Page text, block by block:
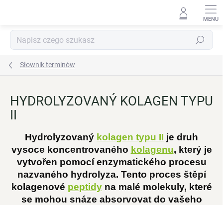
Szukaj
Słownik terminów
HYDROLYZOVANÝ KOLAGEN TYPU
II
Hydrolyzovaný kolagen typu II je druh
vysoce koncentrovaného kolagenu, který je
vytvořen pomocí enzymatického procesu
nazvaného hydrolyza. Tento proces štěpí
kolagenové peptidyna malé molekuly, které
se mohou snáze absorvovat do vašeho